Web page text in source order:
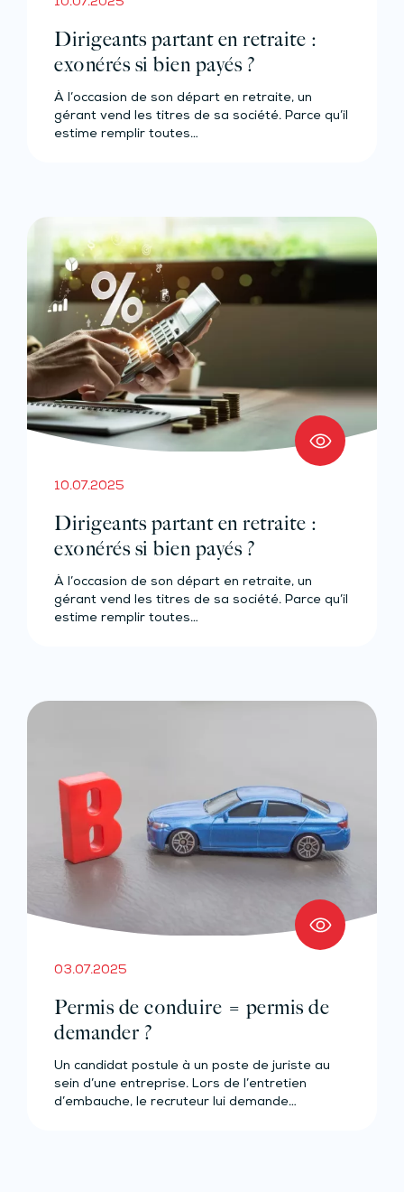
10.07.2025
Dirigeants partant en retraite :
exonérés si bien payés ?
À l’occasion de son départ en retraite, un
gérant vend les titres de sa société. Parce qu’il
estime remplir toutes…
10.07.2025
Dirigeants partant en retraite :
exonérés si bien payés ?
À l’occasion de son départ en retraite, un
gérant vend les titres de sa société. Parce qu’il
estime remplir toutes…
03.07.2025
Permis de conduire = permis de
demander ?
Un candidat postule à un poste de juriste au
sein d’une entreprise. Lors de l’entretien
d’embauche, le recruteur lui demande…